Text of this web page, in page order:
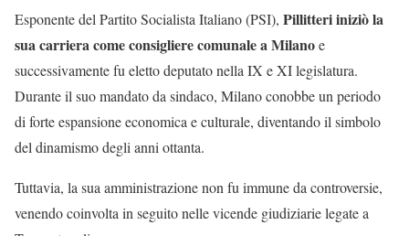
Esponente del Partito Socialista Italiano (PSI), Pillitteri iniziò la
sua carriera come consigliere comunale a Milanoe
successivamente fu eletto deputato nella IX e XI legislatura.
Durante il suo mandato da sindaco, Milano conobbe un periodo
di forte espansione economica e culturale, diventando il simbolo
del dinamismo degli anni ottanta.
Tuttavia, la sua amministrazione non fu immune da controversie,
venendo coinvolta in seguito nelle vicende giudiziarie legate a